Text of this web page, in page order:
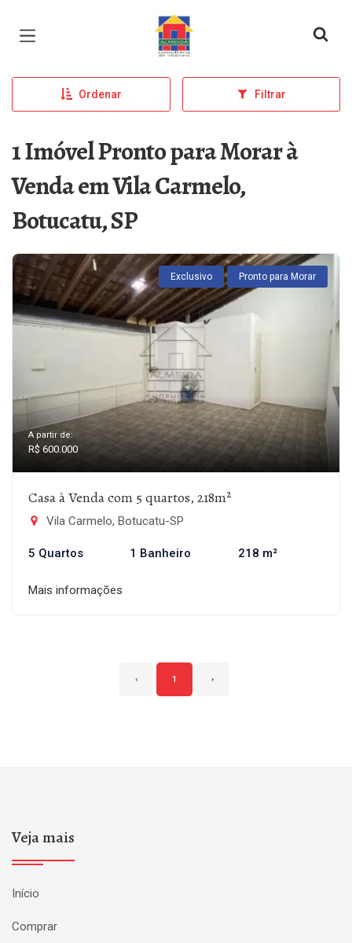
Página inicial
Ordenar Filtrar
1 Imóvel Pronto para Morar à
Venda em Vila Carmelo,
Botucatu, SP
Exclusivo Pronto para Morar
A partir de:
R$ 600.000
Casa à Venda com 5 quartos, 218m²
Vila Carmelo, Botucatu-SP
5 Quartos 1 Banheiro 218 m²
Mais informações
‹ 1 ›
Veja mais
Início
Comprar